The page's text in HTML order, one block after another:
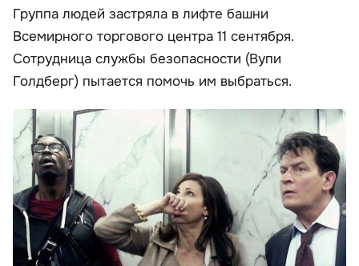
Группа людей застряла в лифте башни
Всемирного торгового центра 11 сентября.
Сотрудница службы безопасности (Вупи
Голдберг) пытается помочь им выбраться.